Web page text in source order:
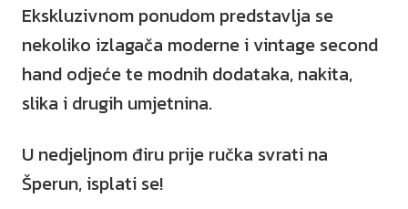
Ekskluzivnom ponudom predstavlja se
nekoliko izlagača moderne i vintage second
hand odjeće te modnih dodataka, nakita,
slika i drugih umjetnina.
U nedjeljnom điru prije ručka svrati na
Šperun, isplati se!